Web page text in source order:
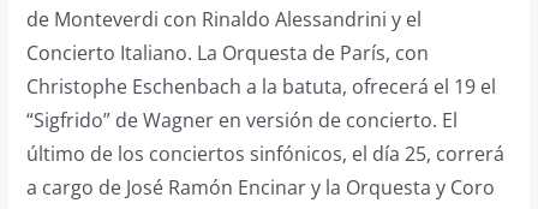
de Monteverdi con Rinaldo Alessandrini y el
Concierto Italiano. La Orquesta de París, con
Christophe Eschenbach a la batuta, ofrecerá el 19 el
“Sigfrido” de Wagner en versión de concierto. El
último de los conciertos sinfónicos, el día 25, correrá
a cargo de José Ramón Encinar y la Orquesta y Coro